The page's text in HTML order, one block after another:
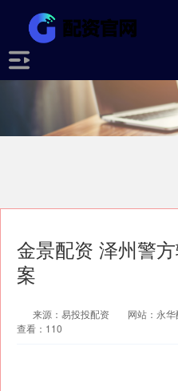
金景配资 泽州警
案
来源：易投投配资 网站：永
查看：110